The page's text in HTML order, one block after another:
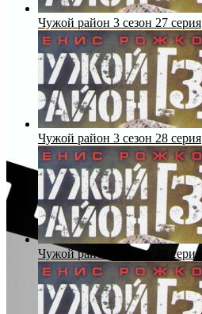
Чужой район 3 сезон 27 серия
Чужой район 3 сезон 28 серия
Чужой район 3 сезон 29 серия